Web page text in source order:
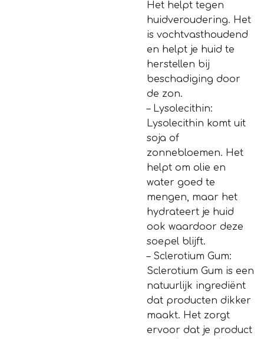
Het helpt tegen
huidveroudering. Het
is vochtvasthoudend
en helpt je huid te
herstellen bij
beschadiging door
de zon.
– Lysolecithin:
Lysolecithin komt uit
soja of
zonnebloemen. Het
helpt om olie en
water goed te
mengen, maar het
hydrateert je huid
ook waardoor deze
soepel blijft.
– Sclerotium Gum:
Sclerotium Gum is een
natuurlijk ingrediënt
dat producten dikker
maakt. Het zorgt
ervoor dat je product